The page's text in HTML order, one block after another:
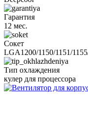
Гарантия
12 мес.
Сокет
LGA1200/1150/1151/
Тип охлаждения
кулер для процессора